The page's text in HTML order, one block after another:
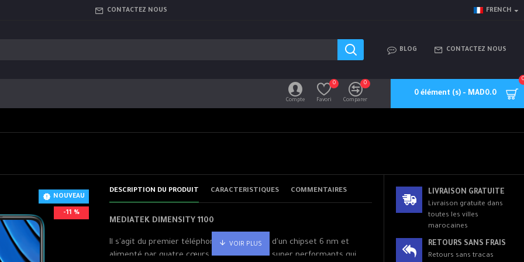
CONTACTEZ NOUS FRENCH
BLOG CONTACTEZ NOUS
Compte Favori
0
Comparer
0
0 élément (s) - MAD0.0
NOUVEAU
-11 %
DESCRIPTION DU PRODUIT CARACTÉRISTIQUES COMMENTAIRES
MEDIATEK DIMENSITY 1100
Il s'agit du premier téléphone POCO équipé d'un chipset 6 nm et
alimenté par quatre cœurs Arm Cortex-A78 super performants qui
LIVRAISON GRATUITE
Livraison gratuite dans
toutes les villes
marocaines
RETOURS SANS FRAIS
Retours sans tracas